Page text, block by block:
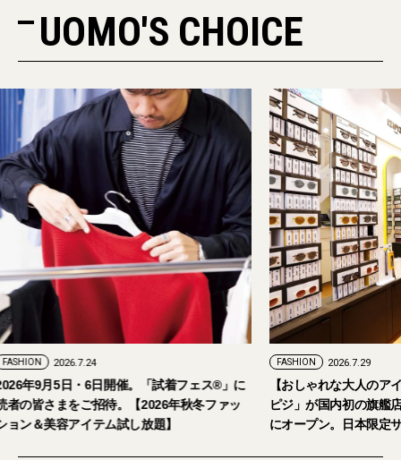
UOMO'S CHOICE
FASHION 2026.7.24
2026年9月5日・6日開催。「試着フェス®︎」に
読者の皆さまをご招待。【2026年秋冬ファッ
ション＆美容アイテム試し放題】
FASHION 2026.7.29
【おしゃれな大人
ピジ」が国内初の
にオープン。日本